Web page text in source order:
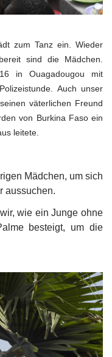
zum Tanz ein. Wieder
sind die Mädchen.
in Ouagadougou mit
Auch unser
väterlichen Freund
von Burkina Faso ein
leitete.
Mädchen, um sich
aussuchen.
wie ein Junge ohne
besteigt, um die